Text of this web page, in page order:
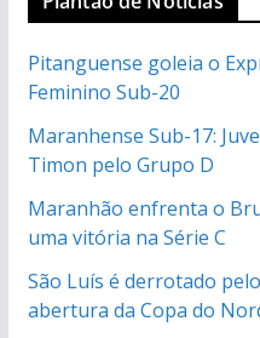
Pitanguense goleia o
Feminino Sub-20
Maranhense Sub-17:
Timon pelo Grupo D
Maranhão enfrenta o
uma vitória na Série C
São Luís é derrotado
abertura da Copa do